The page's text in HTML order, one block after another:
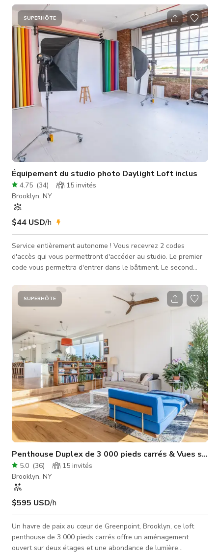
SUPERHÔTE
Équipement du studio photo Daylight Loft inclus
4.75 (34) 15 invités
Brooklyn, NY
$44 USD/h
Service entièrement autonome ! Vous recevrez 2 codes
d'accès qui vous permettront d'accéder au studio. Le premier
code vous permettra d'entrer dans le bâtiment. Le second
fonctionnera que pendant vos heures de réservation
programmées. Après la réservation, vous recevrez également
2 vidéos d'instructions - Comment entrer dans le bâtiment et
trouver l'espace studio - Comment utiliser l'équipement Notre
espace est situé à East
SUPERHÔTE
Penthouse Duplex de 3 000 pieds carrés & Vues sur
5.0 (36) 15 invités
Brooklyn, NY
$595 USD/h
Un havre de paix au cœur de Greenpoint, Brooklyn, ce loft
penthouse de 3 000 pieds carrés offre un aménagement
ouvert sur deux étages et une abondance de lumière